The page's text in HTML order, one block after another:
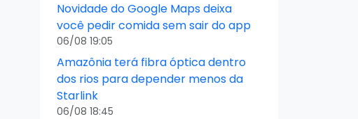
Novidade do Google Maps deixa
você pedir comida sem sair do app
06/08 19:05
Amazônia terá fibra óptica dentro
dos rios para depender menos da
Starlink
06/08 18:45